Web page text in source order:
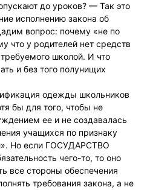
до уроков? — Так это
исполнению закона об
вопрос: почему «не по
что у родителей нет средств
школой. И что
и без того полунищих
одежды школьников
бы для того, чтобы не
ее и не создавалась
учащихся по признаку
Но если ГОСУДАРСТВО
чего-то, то оно
все стороны обеспечения
требования закона, а не